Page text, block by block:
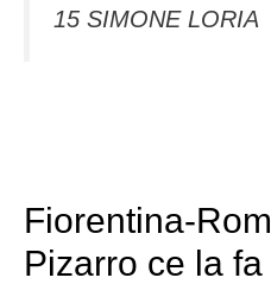
15 SIMONE LORIA
Fiorentina-
Pizarro ce la fa